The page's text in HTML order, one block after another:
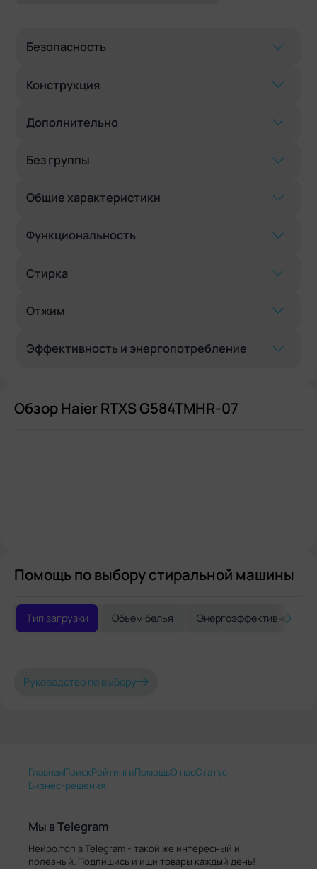
Безопасность
Конструкция
Дополнительно
Без группы
Общие характеристики
Функциональность
Стирка
Отжим
Эффективность и энергопотребление
Обзор Haier RTXS G584TMHR-07
Помощь по выбору стиральной машины
Тип загрузки Объём белья Энергоэффективность
Руководство по выбору
ГлавнаяПоискРейтингиПомощьО насСтатус
Бизнес-решения
Мы в Telegram
Нейро.топ в Telegram - такой же интересный и
полезный. Подпишись и ищи товары каждый день!